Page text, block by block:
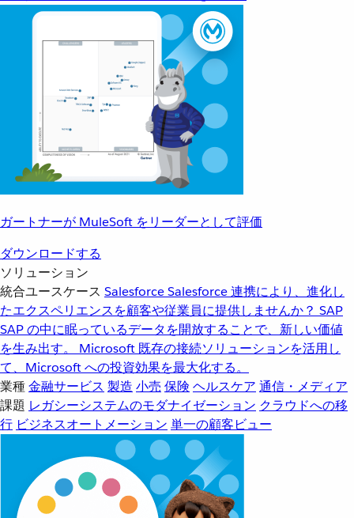
ガートナーが MuleSoft をリーダーとして評価
ダウンロードする
ソリューション
統合ユースケース SalesforceSalesforce 連携により、進化し
たエクスペリエンスを顧客や従業員に提供しませんか？ SAP
SAP の中に眠っているデータを開放することで、新しい価値
を生み出す。
Microsoft 既存の接続ソリューションを活用し
て、Microsoft への投資効果を最大化する。
業種金融サービス 製造 小売 保険 ヘルスケア 通信・メディア
課題 レガシーシステムのモダナイゼーション クラウドへの移
行 ビジネスオートメーション 単一の顧客ビュー